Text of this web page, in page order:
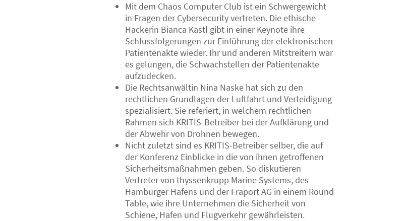
Mit dem Chaos Computer Club ist ein Schwergewicht
in Fragen der Cybersecurity vertreten. Die ethische
Hackerin Bianca Kastl gibt in einer Keynote ihre
Schlussfolgerungen zur Einführung der elektronischen
Patientenakte wieder. Ihr und anderen Mitstreitern war
es gelungen, die Schwachstellen der Patientenakte
aufzudecken.
Die Rechtsanwältin Nina Naske hat sich zu den
rechtlichen Grundlagen der Luftfahrt und Verteidigung
spezialisiert. Sie referiert, in welchem rechtlichen
Rahmen sich KRITIS-Betreiber bei der Aufklärung und
der Abwehr von Drohnen bewegen.
Nicht zuletzt sind es KRITIS-Betreiber selber, die auf
der Konferenz Einblicke in die von ihnen getroffenen
Sicherheitsmaßnahmen geben. So diskutieren
Vertreter von thyssenkrupp Marine Systems, des
Hamburger Hafens und der Fraport AG in einem Round
Table, wie ihre Unternehmen die Sicherheit von
Schiene, Hafen und Flugverkehr gewährleisten.